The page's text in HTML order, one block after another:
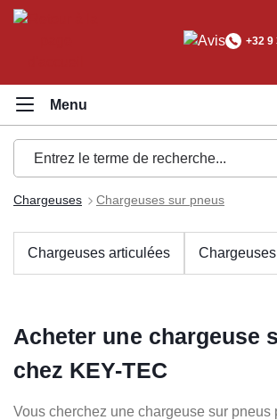
principal
+32 9
Chargeuses Chargeuses sur pneus
Chargeuses articulées
Acheter une chargeuse
chez KEY-TEC
Vous cherchez une chargeuse sur pneus